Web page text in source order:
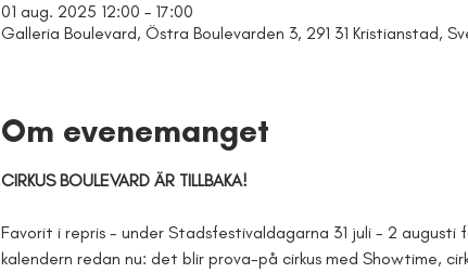
01 aug. 2025 12:00 – 17:00
Galleria Boulevard, Östra Boulevarden 3, 291 31 Kristianstad,
Om evenemanget
CIRKUS BOULEVARD ÄR TILLBAKA!
Favorit i repris - under Stadsfestivaldagarna 31 juli - 2
kalendern redan nu: det blir prova-på cirkus med Showtime,